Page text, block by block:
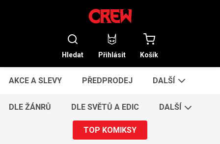
Hledat Přihlásit Košík
AKCE A SLEVY PŘEDPRODEJ DALŠÍ
DLE ŽÁNRŮ DLE SVĚTŮ A EDIC DALŠÍ
TOP KOMIKSY